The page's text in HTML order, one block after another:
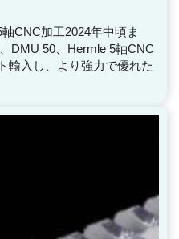
CNC加工2024年中頃ま
DMU 50、Hermle 5軸CNC
輸入し、より強力で優れた